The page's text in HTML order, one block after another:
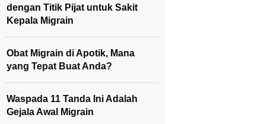
dengan Titik Pijat untuk Sakit
Kepala Migrain
Obat Migrain di Apotik, Mana
yang Tepat Buat Anda?
Waspada 11 Tanda Ini Adalah
Gejala Awal Migrain